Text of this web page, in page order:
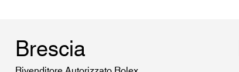
Brescia
Rivenditore Autorizzato Rolex